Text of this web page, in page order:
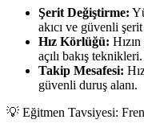
Şerit Değiştirme:
akıcı ve güvenli
Hız Körlüğü:
açılı bakış teknikleri.
Takip Mesafesi:
güvenli duruş alanı.
💡 Eğitmen Tavsiyesi: